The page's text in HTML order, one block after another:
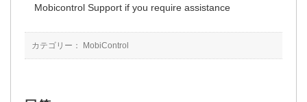
Mobicontrol Support if you require assistance
カテゴリー： MobiControl